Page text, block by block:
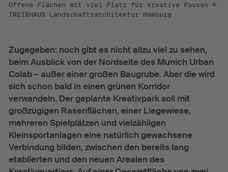
Offene Flächen mit viel Platz für kreative Pausen ©
TREIBHAUS Landschaftsarchitektur Hamburg
Zugegeben: noch gibt es nicht allzu viel zu sehen,
beim Ausblick von der Nordseite des Munich Urban
Colab – außer einer großen Baugrube. Aber die wird
sich schon bald in einen grünen Korridor
verwandeln. Der geplante Kreativpark soll mit
großzügigen Rasenflächen, einer Liegewiese,
mehreren Spielplätzen und vielzähligen
Kleinsportanlagen eine natürlich gewachsene
Verbindung bilden, zwischen den bereits lang
etablierten und den neuen Arealen des